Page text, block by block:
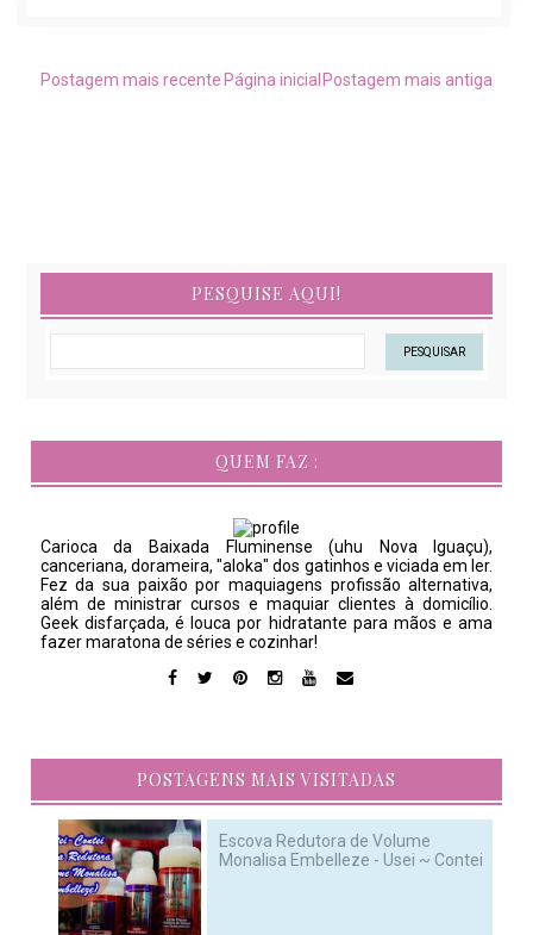
Postagem mais recente Postagem mais antiga
Página inicial
PESQUISE AQUI!
QUEM FAZ :
Carioca da Baixada Fluminense (uhu Nova Iguaçu),
canceriana, dorameira, "aloka" dos gatinhos e viciada em ler.
Fez da sua paixão por maquiagens profissão alternativa,
além de ministrar cursos e maquiar clientes à domicílio.
Geek disfarçada, é louca por hidratante para mãos e ama
fazer maratona de séries e cozinhar!
POSTAGENS MAIS VISITADAS
Escova Redutora de Volume
Monalisa Embelleze - Usei ~ Contei